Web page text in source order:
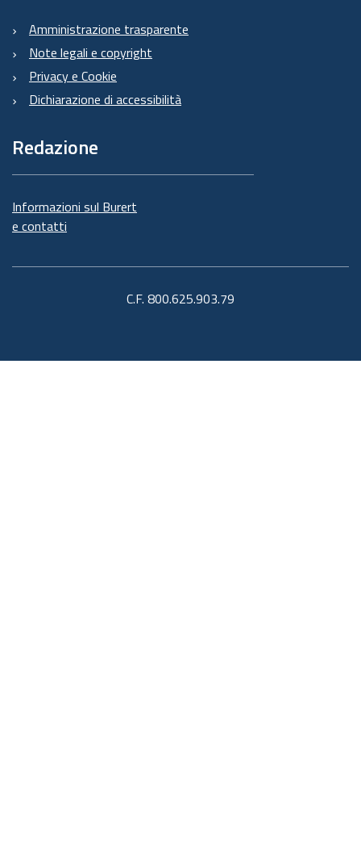
Amministrazione trasparente
Note legali e copyright
Privacy e Cookie
Dichiarazione di accessibilità
Redazione
Informazioni sul Burert
e contatti
C.F. 800.625.903.79